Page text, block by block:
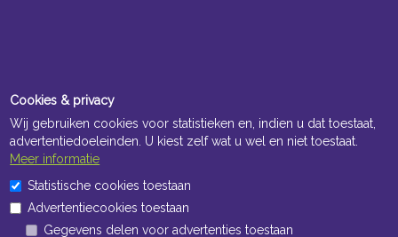
Openingstijden Kantoor
Cookies & privacy
Wij gebruiken cookies voor statistieken en, indien u dat toestaat,
advertentiedoeleinden. U kiest zelf wat u wel en niet toestaat.
Meer informatie
Statistische cookies toestaan
Advertentiecookies toestaan
Gegevens delen voor advertenties toestaan